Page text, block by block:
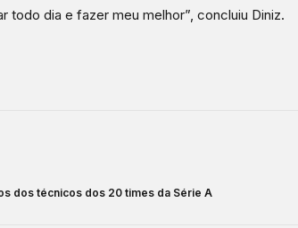
todo dia e fazer meu melhor”, concluiu Diniz.
dos técnicos dos 20 times da Série A